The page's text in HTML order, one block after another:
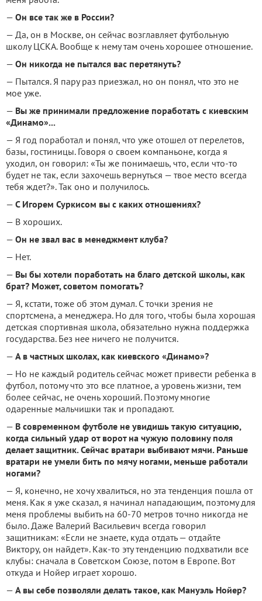
— Он все так же в России?
— Да, он в Москве, он сейчас возглавляет футбольную
школу ЦСКА. Вообще к нему там очень хорошее отношение.
— Он никогда не пытался вас перетянуть?
— Пытался. Я пару раз приезжал, но он понял, что это не
мое уже.
— Вы же принимали предложение поработать с киевским
«Динамо»...
— Я год поработал и понял, что уже отошел от перелетов,
базы, гостиницы. Говоря о своем компаньоне, когда я
уходил, он говорил: «Ты же понимаешь, что, если что-то
будет не так, если захочешь вернуться — твое место всегда
тебя ждет?». Так оно и получилось.
— С Игорем Суркисом вы с каких отношениях?
— В хороших.
— Он не звал вас в менеджмент клуба?
— Нет.
— Вы бы хотели поработать на благо детской школы, как
брат? Может, советом помогать?
— Я, кстати, тоже об этом думал. С точки зрения не
спортсмена, а менеджера. Но для того, чтобы была хорошая
детская спортивная школа, обязательно нужна поддержка
государства. Без нее ничего не получится.
— А в частных школах, как киевского «Динамо»?
— Но не каждый родитель сейчас может привести ребенка в
футбол, потому что это все платное, а уровень жизни, тем
более сейчас, не очень хороший. Поэтому многие
одаренные мальчишки так и пропадают.
— В современном футболе не увидишь такую ситуацию,
когда сильный удар от ворот на чужую половину поля
делает защитник. Сейчас вратари выбивают мячи. Раньше
вратари не умели бить по мячу ногами, меньше работали
ногами?
— Я, конечно, не хочу хвалиться, но эта тенденция пошла от
меня. Как я уже сказал, я начинал нападающим, поэтому для
меня проблемы выбить на 60-70 метров точно никогда не
было. Даже Валерий Васильевич всегда говорил
защитникам: «Если не знаете, куда отдать — отдайте
Виктору, он найдет». Как-то эту тенденцию подхватили все
клубы: сначала в Советском Союзе, потом в Европе. Вот
откуда и Нойер играет хорошо.
— А вы себе позволяли делать такое, как Мануэль Нойер?